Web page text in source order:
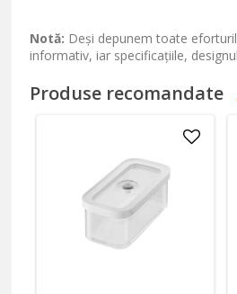
Notă: Deși depunem toate
informativ, iar specificațiile,
Produse recomandate